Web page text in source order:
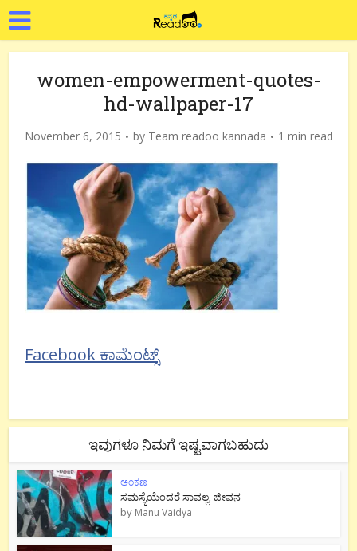
women-empowerment-quotes-
hd-wallpaper-17
November 6, 2015 by Team readoo kannada 1 min read
Facebook ಕಾಮೆಂಟ್ಸ್
ಇವುಗಳೂ ನಿಮಗೆ ಇಷ್ಟವಾಗಬಹುದು
ಅಂಕಣ
ಸಮಸ್ಯೆಯೆಂದರೆ ಸಾವಲ್ಲ, ಜೀವನ
by Manu Vaidya